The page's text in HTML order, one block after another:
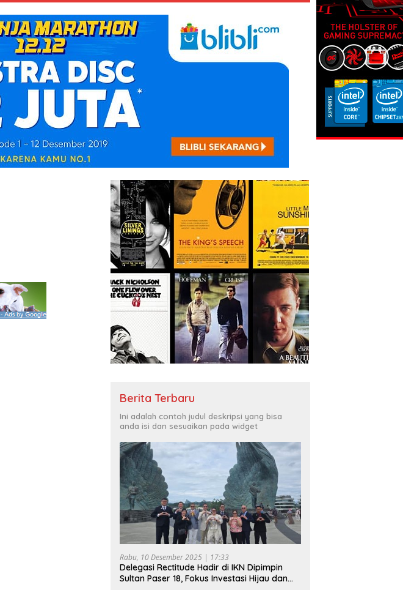
Berita Terbaru
Ini adalah contoh judul deskripsi yang bisa
anda isi dan sesuaikan pada widget
Rabu, 10 Desember 2025 | 17:33
Delegasi Rectitude Hadir di IKN Dipimpin
Sultan Paser 18, Fokus Investasi Hijau dan